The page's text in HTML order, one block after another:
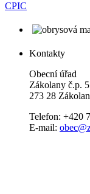
CPIC
Kontakty
Obecní úřad
Zákolany č.p.
273 28
Telefon: +420
E-mail: